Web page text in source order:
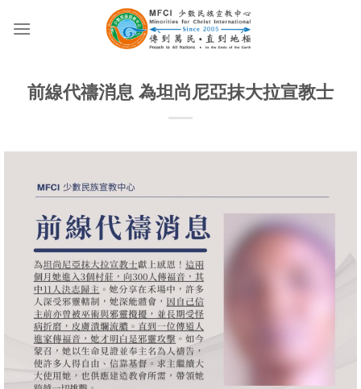
前線代禱消息 為坦尚尼亞抹大拉宣教士